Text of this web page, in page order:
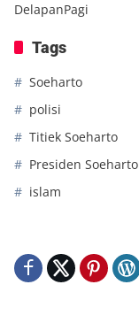
DelapanPagi
Tags
Soeharto
polisi
Titiek Soeharto
Presiden Soeharto
islam